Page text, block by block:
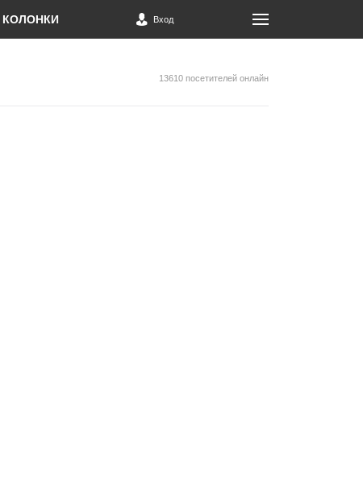
КОЛОНКИ Вход
13610 посетителей онлайн